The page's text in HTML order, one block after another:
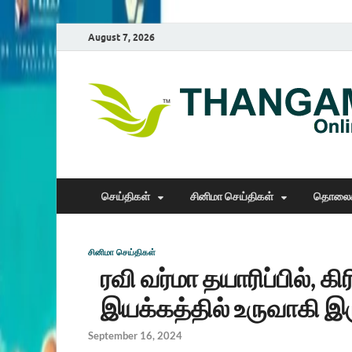
August 7, 2026
செய்திகள் சினிமா செய்திகள்
சினிமா செய்திகள்
ரவி வர்மா தயாரிப்பில்,
இயக்கத்தில் உருவாகி
September 16, 2024